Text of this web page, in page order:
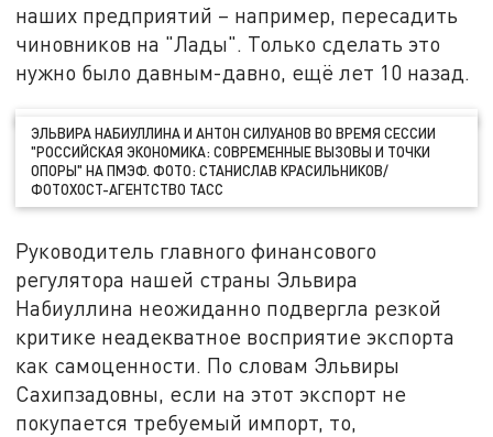
наших предприятий – например, пересадить
чиновников на "Лады". Только сделать это
нужно было давным-давно, ещё лет 10 назад.
ЭЛЬВИРА НАБИУЛЛИНА И АНТОН СИЛУАНОВ ВО ВРЕМЯ СЕССИИ
"РОССИЙСКАЯ ЭКОНОМИКА: СОВРЕМЕННЫЕ ВЫЗОВЫ И ТОЧКИ
ОПОРЫ" НА ПМЭФ. ФОТО: СТАНИСЛАВ КРАСИЛЬНИКОВ/
ФОТОХОСТ-АГЕНТСТВО ТАСС
Руководитель главного финансового
регулятора нашей страны Эльвира
Набиуллина неожиданно подвергла резкой
критике неадекватное восприятие экспорта
как самоценности. По словам Эльвиры
Сахипзадовны, если на этот экспорт не
покупается требуемый импорт, то,